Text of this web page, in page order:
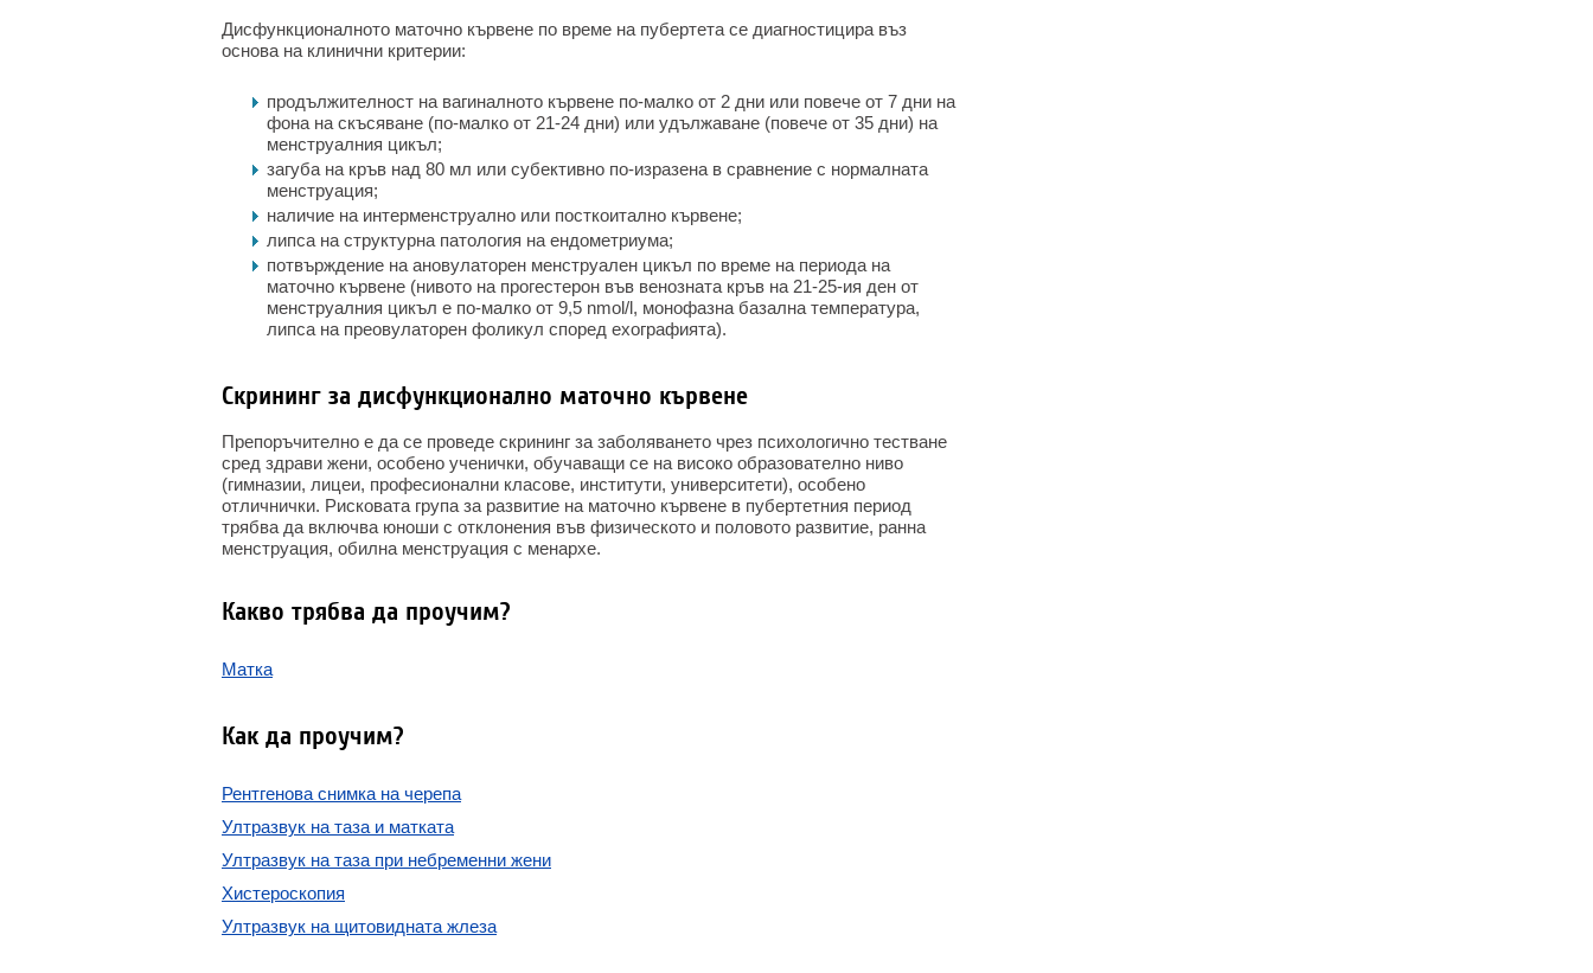
Дисфункционалното маточно кървене по време на пубертета се диагностицира въз
основа на клинични критерии:
продължителност на вагиналното кървене по-малко от 2 дни или повече от 7 дни на
фона на скъсяване (по-малко от 21-24 дни) или удължаване (повече от 35 дни) на
менструалния цикъл;
загуба на кръв над 80 мл или субективно по-изразена в сравнение с нормалната
менструация;
наличие на интерменструално или посткоитално кървене;
липса на структурна патология на ендометриума;
потвърждение на ановулаторен менструален цикъл по време на периода на
маточно кървене (нивото на прогестерон във венозната кръв на 21-25-ия ден от
менструалния цикъл е по-малко от 9,5 nmol/l, монофазна базална температура,
липса на преовулаторен фоликул според ехографията).
Скрининг за дисфункционално маточно кървене
Препоръчително е да се проведе скрининг за заболяването чрез психологично тестване
сред здрави жени, особено ученички, обучаващи се на високо образователно ниво
(гимназии, лицеи, професионални класове, институти, университети), особено
отличнички. Рисковата група за развитие на маточно кървене в пубертетния период
трябва да включва юноши с отклонения във физическото и половото развитие, ранна
менструация, обилна менструация с менархе.
Какво трябва да проучим?
Матка
Как да проучим?
Рентгенова снимка на черепа
Ултразвук на таза и матката
Ултразвук на таза при небременни жени
Хистероскопия
Ултразвук на щитовидната жлеза